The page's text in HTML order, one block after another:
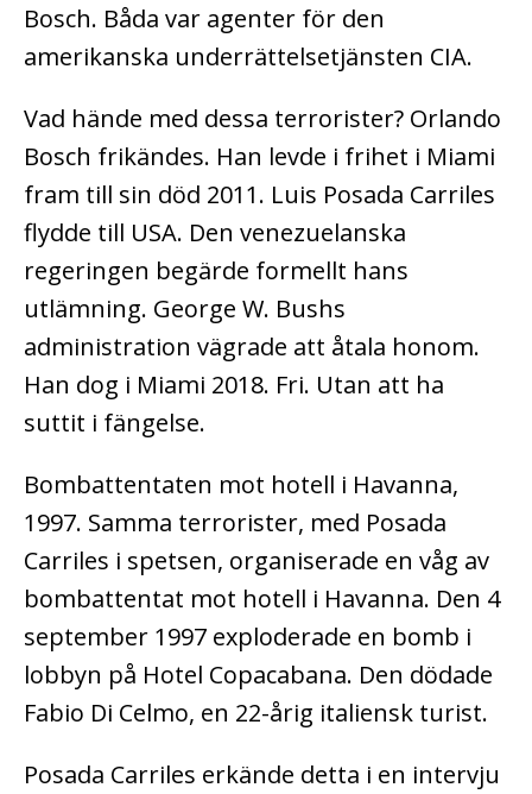
Bosch. Båda var agenter för den
amerikanska underrättelsetjänsten CIA.
Vad hände med dessa terrorister? Orlando
Bosch frikändes. Han levde i frihet i Miami
fram till sin död 2011. Luis Posada Carriles
flydde till USA. Den venezuelanska
regeringen begärde formellt hans
utlämning. George W. Bushs
administration vägrade att åtala honom.
Han dog i Miami 2018. Fri. Utan att ha
suttit i fängelse.
Bombattentaten mot hotell i Havanna,
1997. Samma terrorister, med Posada
Carriles i spetsen, organiserade en våg av
bombattentat mot hotell i Havanna. Den 4
september 1997 exploderade en bomb i
lobbyn på Hotel Copacabana. Den dödade
Fabio Di Celmo, en 22-årig italiensk turist.
Posada Carriles erkände detta i en intervju